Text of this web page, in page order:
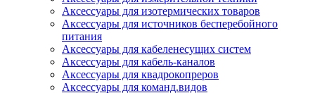
Аксессуары для изотермических товаров
Аксессуары для источников бесперебойного
питания
Аксессуары для кабеленесущих систем
Аксессуары для кабель-каналов
Аксессуары для квадрокопреров
Аксессуары для команд.видов